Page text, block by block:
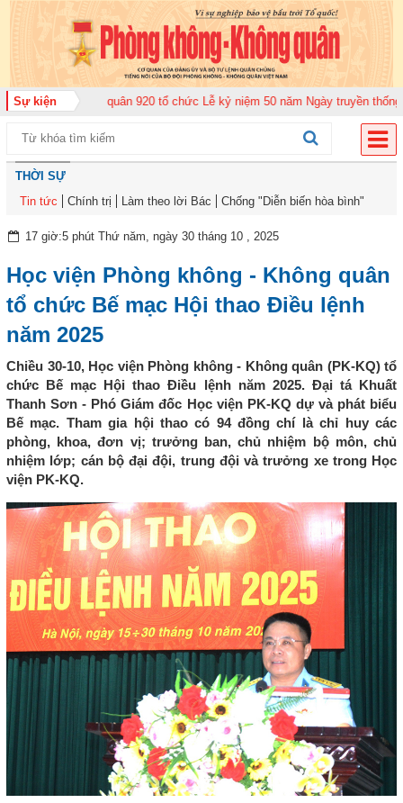
Sự kiện
đoàn Không quân 920 tổ chức Lễ kỷ niệm 50 năm Ngày truyền thống (12-
THỜI SỰ
Tin tức
Chính trị Làm theo lời Bác Chống "Diễn biến hòa bình"
17 giờ:5 phút Thứ năm, ngày 30 tháng 10 , 2025
Học viện Phòng không - Không quân
tổ chức Bế mạc Hội thao Điều lệnh
năm 2025
Chiều 30-10, Học viện Phòng không - Không quân (PK-KQ) tổ
chức Bế mạc Hội thao Điều lệnh năm 2025. Đại tá Khuất
Thanh Sơn - Phó Giám đốc Học viện PK-KQ dự và phát biểu
Bế mạc. Tham gia hội thao có 94 đồng chí là chỉ huy các
phòng, khoa, đơn vị; trưởng ban, chủ nhiệm bộ môn, chủ
nhiệm lớp; cán bộ đại đội, trung đội và trưởng xe trong Học
viện PK-KQ.